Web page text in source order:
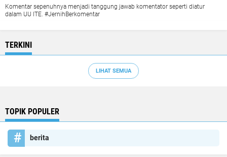
Komentar sepenuhnya menjadi tanggung jawab komentator seperti diatur
dalam UU ITE. #JernihBerkomentar
TERKINI
LIHAT SEMUA
TOPIK POPULER
berita